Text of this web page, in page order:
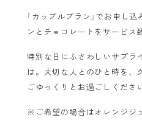
「カップルプラン」でお申し
ンとチョコレートをサービス
特別な日にふさわしいサプラ
は。大切な人とのひと時を、
ごゆっくりとお過ごしくださ
※ご希望の場合はオレンジジ